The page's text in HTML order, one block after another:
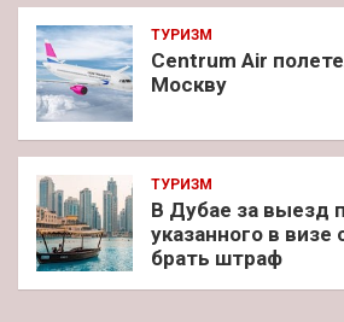
ТУРИЗМ
Centrum Air
Москву
ТУРИЗМ
В Дубае за выезд
указанного в визе
брать штраф